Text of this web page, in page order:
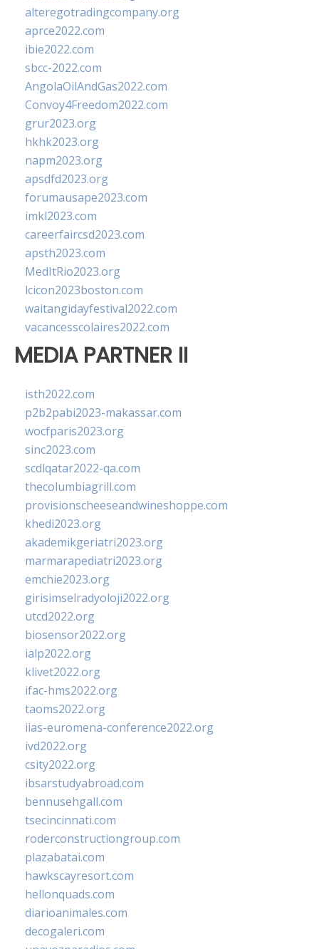
alteregotradingcompany.org
aprce2022.com
ibie2022.com
sbcc-2022.com
AngolaOilAndGas2022.com
Convoy4Freedom2022.com
grur2023.org
hkhk2023.org
napm2023.org
apsdfd2023.org
forumausape2023.com
imkl2023.com
careerfaircsd2023.com
apsth2023.com
MedItRio2023.org
lcicon2023boston.com
waitangidayfestival2022.com
vacancesscolaires2022.com
MEDIA PARTNER II
isth2022.com
p2b2pabi2023-makassar.com
wocfparis2023.org
sinc2023.com
scdlqatar2022-qa.com
thecolumbiagrill.com
provisionscheeseandwineshoppe.com
khedi2023.org
akademikgeriatri2023.org
marmarapediatri2023.org
emchie2023.org
girisimselradyoloji2022.org
utcd2022.org
biosensor2022.org
ialp2022.org
klivet2022.org
ifac-hms2022.org
taoms2022.org
iias-euromena-conference2022.org
ivd2022.org
csity2022.org
ibsarstudyabroad.com
bennusehgall.com
tsecincinnati.com
roderconstructiongroup.com
plazabatai.com
hawkscayresort.com
hellonquads.com
diarioanimales.com
decogaleri.com